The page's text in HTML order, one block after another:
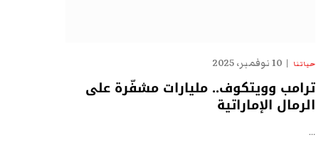
حياتنا 10 نوفمبر، 2025
ترامب وويتكوف.. مليارات مشفّرة على
الرمال الإماراتية
…